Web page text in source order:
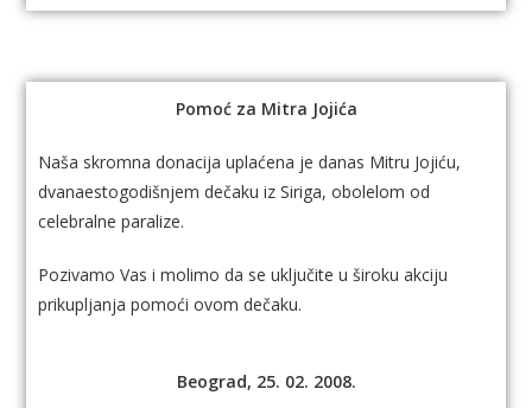
Pomoć za Mitra Jojića
Naša skromna donacija uplaćena je danas Mitru Jojiću,
dvanaestogodišnjem dečaku iz Siriga, obolelom od
celebralne paralize.
Pozivamo Vas i molimo da se uključite u široku akciju
prikupljanja pomoći ovom dečaku.
Beograd, 25. 02. 2008.